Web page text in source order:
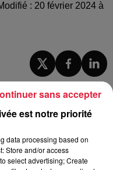
: 20 février 2024 à
est notre priorité
data processing based on
Store and/or access
select advertising; Create
sans accepter